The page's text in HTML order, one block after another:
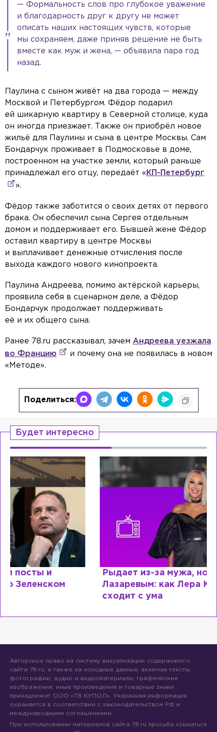
— Формальность слов про глубокое уважение
и благодарность друг к другу не может
описать наших настоящих чувств, которые
мы сохраняем, даже приняв решение не быть
вместе как муж и жена, — объявила пара год
назад.
Паулина с сыном живёт на два города — между
Москвой и Петербургом. Фёдор подарил
ей шикарную квартиру в Северной столице, куда
он иногда приезжает. Также он приобрёл новое
жильё для Паулины и сына в центре Москвы. Сам
Бондарчук проживает в Подмосковье в доме,
построенном на участке земли, который раньше
принадлежал его отцу, передаёт « КП-Петербург
».
Фёдор также заботится о своих детях от первого
брака. Он обеспечил сына Сергея отдельным
домом и поддерживает его. Бывшей жене Фёдор
оставил квартиру в центре Москвы
и выплачивает денежные отчисления после
выхода каждого нового кинопроекта.
Паулина Андреева, помимо актёрской карьеры,
проявила себя в сценарном деле, а Фёдор
Бондарчук продолжает поддерживать
её и их общего сына.
Ранее 78.ru рассказывал, зачем Андреева уезжала
во Францию
и почему она не появилась в новом
«Методе».
Поделиться:
Будет интересно
Рыдает из-за мужа, но опять флиртует с
Лазаревым: как Лера Кудрявцева
Авторское право на систему визуализации содержимого
сайта 78.ru, а также на исходные данные, включая тексты,
фотографии, аудио и видеоматериалы, графические
изображения, иные произведения и товарные знаки
принадлежит ООО «ТВ КУПОЛ». Указанная информация
охраняется в соответствии с законодательством РФ и
международными соглашениями.
При использовании материалов сайта 78.ru просьба ссылаться